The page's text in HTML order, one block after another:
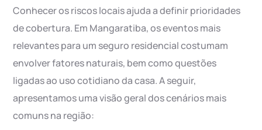
Conhecer os riscos locais ajuda a definir prioridades
de cobertura. Em Mangaratiba, os eventos mais
relevantes para um seguro residencial costumam
envolver fatores naturais, bem como questões
ligadas ao uso cotidiano da casa. A seguir,
apresentamos uma visão geral dos cenários mais
comuns na região: